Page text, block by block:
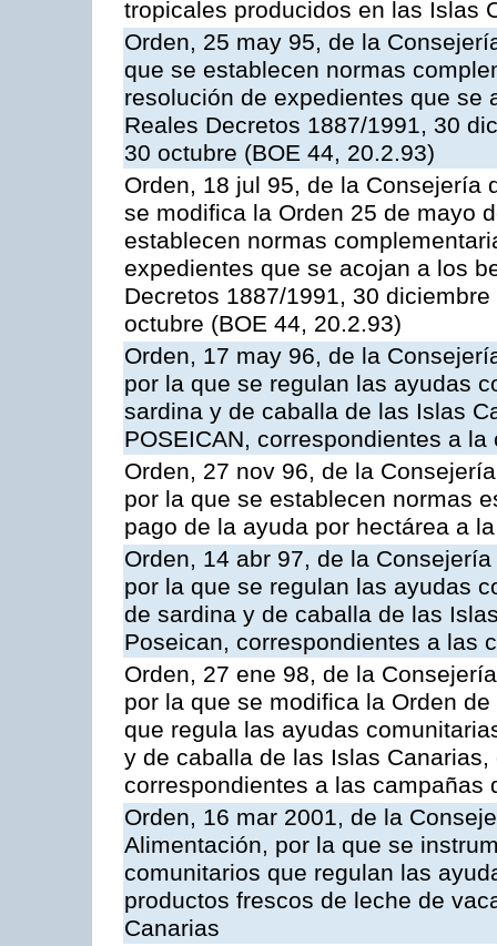
tropicales producidos en las Islas
Orden, 25 may 95, de la
que se establecen normas
resolución de expedientes que se
Reales Decretos 1887/1991, 30
30 octubre (BOE 44, 20.2.93)
Orden, 18 jul 95, de la Consejería
se modifica la Orden 25 de mayo
establecen normas
expedientes que se acojan a los
Decretos 1887/1991, 30
octubre (BOE 44, 20.2.93)
Orden, 17 may 96, de la
por la que se regulan las ayudas
sardina y de caballa de las Islas
POSEICAN, correspondientes a
Orden, 27 nov 96, de la
por la que se establecen normas
pago de la ayuda por hectárea a
Orden, 14 abr 97, de la
por la que se regulan las ayudas
de sardina y de caballa de las
Poseican, correspondientes a las
Orden, 27 ene 98, de la
por la que se modifica la Orden
que regula las ayudas
y de caballa de las Islas
correspondientes a las campañas
Orden, 16 mar 2001, de la
Alimentación, por la que se
comunitarios que regulan las
productos frescos de leche de
Canarias